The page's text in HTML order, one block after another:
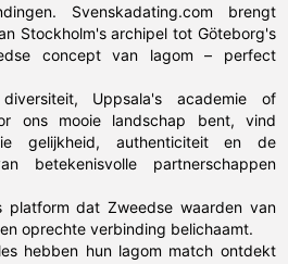
Svenskadating.com brengt
Stockholm's archipel tot Göteborg's
concept van lagom – perfect
Uppsala's academie of
ons mooie landschap bent, vind
gelijkheid, authenticiteit en de
betekenisvolle partnerschappen
platform dat Zweedse waarden van
oprechte verbinding belichaamt.
hebben hun lagom match ontdekt